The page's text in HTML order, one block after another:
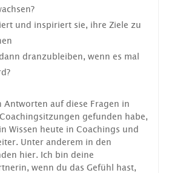
und inspiriert sie, ihre Ziele zu
dranzubleiben, wenn es mal
Antworten auf diese Fragen in
gefunden habe,
Wissen heute in Coachings und
Unter anderem in den
hier. Ich bin deine
wenn du das Gefühl hast,